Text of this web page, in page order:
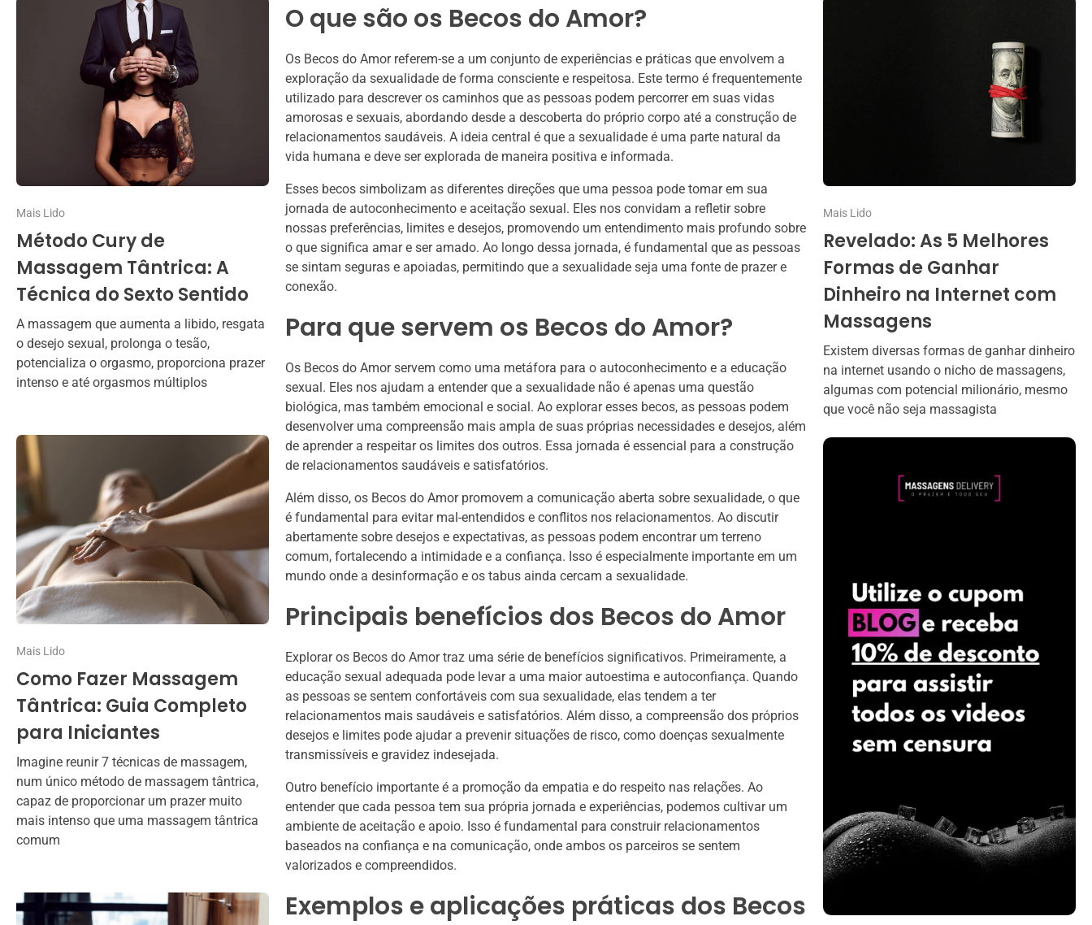
Mais Lido
Método Cury de
Massagem Tântrica: A
Técnica do Sexto Sentido
A massagem que aumenta a libido, resgata
o desejo sexual, prolonga o tesão,
potencializa o orgasmo, proporciona prazer
intenso e até orgasmos múltiplos
Mais Lido
Como Fazer Massagem
Tântrica: Guia Completo
para Iniciantes
Imagine reunir 7 técnicas de massagem,
num único método de massagem tântrica,
capaz de proporcionar um prazer muito
mais intenso que uma massagem tântrica
comum
O que são os Becos do Amor?
Os Becos do Amor referem-se a um conjunto de experiências e práticas que envolvem a
exploração da sexualidade de forma consciente e respeitosa. Este termo é frequentemente
utilizado para descrever os caminhos que as pessoas podem percorrer em suas vidas
amorosas e sexuais, abordando desde a descoberta do próprio corpo até a construção de
relacionamentos saudáveis. A ideia central é que a sexualidade é uma parte natural da
vida humana e deve ser explorada de maneira positiva e informada.
Esses becos simbolizam as diferentes direções que uma pessoa pode tomar em sua
jornada de autoconhecimento e aceitação sexual. Eles nos convidam a refletir sobre
nossas preferências, limites e desejos, promovendo um entendimento mais profundo sobre
o que significa amar e ser amado. Ao longo dessa jornada, é fundamental que as pessoas
se sintam seguras e apoiadas, permitindo que a sexualidade seja uma fonte de prazer e
conexão.
Para que servem os Becos do Amor?
Os Becos do Amor servem como uma metáfora para o autoconhecimento e a educação
sexual. Eles nos ajudam a entender que a sexualidade não é apenas uma questão
biológica, mas também emocional e social. Ao explorar esses becos, as pessoas podem
desenvolver uma compreensão mais ampla de suas próprias necessidades e desejos, além
de aprender a respeitar os limites dos outros. Essa jornada é essencial para a construção
de relacionamentos saudáveis e satisfatórios.
Além disso, os Becos do Amor promovem a comunicação aberta sobre sexualidade, o que
é fundamental para evitar mal-entendidos e conflitos nos relacionamentos. Ao discutir
abertamente sobre desejos e expectativas, as pessoas podem encontrar um terreno
comum, fortalecendo a intimidade e a confiança. Isso é especialmente importante em um
mundo onde a desinformação e os tabus ainda cercam a sexualidade.
Principais benefícios dos Becos do Amor
Explorar os Becos do Amor traz uma série de benefícios significativos. Primeiramente, a
educação sexual adequada pode levar a uma maior autoestima e autoconfiança. Quando
as pessoas se sentem confortáveis com sua sexualidade, elas tendem a ter
relacionamentos mais saudáveis e satisfatórios. Além disso, a compreensão dos próprios
desejos e limites pode ajudar a prevenir situações de risco, como doenças sexualmente
transmissíveis e gravidez indesejada.
Outro benefício importante é a promoção da empatia e do respeito nas relações. Ao
entender que cada pessoa tem sua própria jornada e experiências, podemos cultivar um
ambiente de aceitação e apoio. Isso é fundamental para construir relacionamentos
baseados na confiança e na comunicação, onde ambos os parceiros se sentem
valorizados e compreendidos.
Exemplos e aplicações práticas dos Becos
Mais Lido
Revelado: As 5 Melhores
Formas de Ganhar
Dinheiro na Internet com
Massagens
Existem diversas formas de ganhar dinheiro
na internet usando o nicho de massagens,
algumas com potencial milionário, mesmo
que você não seja massagista